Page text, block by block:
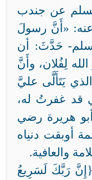
عن جندب
عنه: «أَنَّ رسولَ
وسلم- حَدَّثَ: أن
لِفُلان، وأَنَّ
يَتَأَلَّى عليَّ
قد غفرتُ له،
هريرة رضي
أوبقت دنياه
والعافية.
رَبَّكَ لَسَرِيعُ